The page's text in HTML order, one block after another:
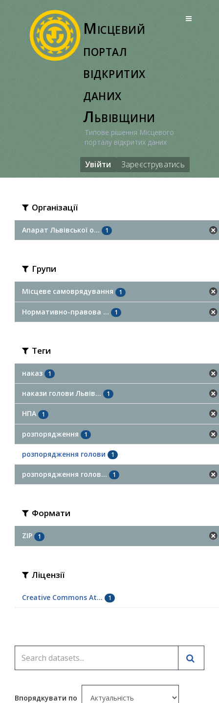
Місцевий
портал
відкритих
даних
Львівщини
Типове рішення Місцевого
порталу відкритих даних
Увійти Зареєструватись
Організації
Апарат Львівської о... 1
Групи
Місцеве самоврядування 1
Нормативно-правова ... 1
Теги
наказ 1
накази голови Львів... 1
НПА 1
розпорядження 1
розпорядження голови 1
розпорядження голов... 1
Формати
ZIP 1
Ліцензії
Creative Commons At... 1
Впорядкувати по